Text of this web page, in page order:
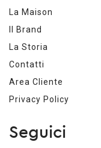
La Maison
Il Brand
La Storia
Contatti
Area Cliente
Privacy Policy
Seguici